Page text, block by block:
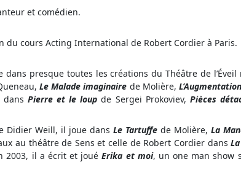
et comédien.
du cours Acting International de Robert Cordier à Paris.
dans presque toutes les créations du Théâtre de
Le Malade imaginaire de Molière, L’Augmentation
dansPierre et le loup de Sergei Prokoviev, Pièces
Didier Weill, il joue dans Le Tartuffe de Molière, La
au théâtre de Sens et celle de Robert Cordier dans
2003, il a écrit et jouéErika et moi, un one man show